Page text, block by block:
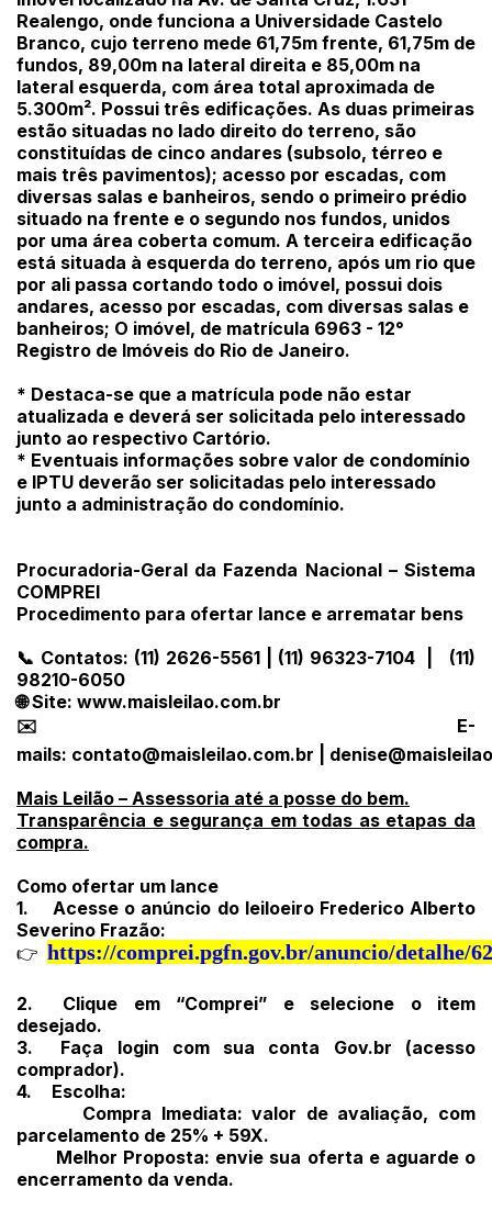
Realengo, onde funciona a Universidade Castelo
Branco, cujo terreno mede 61,75m frente, 61,75m de
fundos, 89,00m na lateral direita e 85,00m na
lateral esquerda, com área total aproximada de
5.300m². Possui três edificações. As duas primeiras
estão situadas no lado direito do terreno, são
constituídas de cinco andares (subsolo, térreo e
mais três pavimentos); acesso por escadas, com
diversas salas e banheiros, sendo o primeiro prédio
situado na frente e o segundo nos fundos, unidos
por uma área coberta comum. A terceira edificação
está situada à esquerda do terreno, após um rio que
por ali passa cortando todo o imóvel, possui dois
andares, acesso por escadas, com diversas salas e
banheiros; O imóvel, de matrícula 6963 - 12°
Registro de Imóveis do Rio de Janeiro.
* Destaca-se que a matrícula pode não estar
atualizada e deverá ser solicitada pelo interessado
junto ao respectivo Cartório.
* Eventuais informações sobre valor de condomínio
e IPTU deverão ser solicitadas pelo interessado
junto a administração do condomínio.
Procuradoria-Geral da Fazenda Nacional – Sistema
COMPREI
Procedimento para ofertar lance e arrematar bens
📞 Contatos: (11) 2626-5561 | (11) 96323-7104 | (11)
98210-6050
🌐 Site: www.maisleilao.com.br
✉️ E-
mails: contato@maisleilao.com.br
Mais Leilão – Assessoria até a posse do bem.
Transparência e segurança em todas as etapas da
compra.
Como ofertar um lance
1.
Acesse o anúncio do leiloeiro Frederico Alberto
Severino Frazão:
👉 https://comprei.pgfn.gov.br/anuncio/detalhe/
2.
Clique em “Comprei” e selecione o item
desejado.
3.
Faça login com sua conta Gov.br (acesso
comprador).
4.
Escolha:
Compra Imediata: valor de avaliação, com
parcelamento de 25% + 59X.
Melhor Proposta: envie sua oferta e aguarde o
encerramento da venda.
Envie sua Proposta
(Art. 895, CPC)
Histórico de Propostas
Data Usuário Valor
14/04/2025 18:43:11 TIAGOFELIPE R$ 1,00
14/04/2025 18:43:11 TIAGOFELIPE R$ 1,00
Clique aqui para fazer login
Habilite-se para efetuar lances ou
propostas